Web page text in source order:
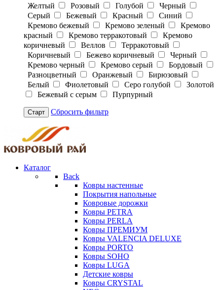
Желтый
Розовый Голубой
Черный
Серый
Бежевый Красный
Синий
Кремово бежевый
Кремово зеленый
Кремово
красный
Кремово терракотовый
Кремово
коричневый
Веллов
Терракотовый
Коричневый
Бежево коричневый
Черный
Кремово черный
Кремово серый
Бордовый
Разноцветный
Оранжевый
Бирюзовый
Белый
Фиолетовый Серо голубой
Золотой
Бежевый с серым
Пурпурный
Старт Сбросить фильтр
Каталог
Back
Ковры настенные
Покрытия напольные
Ковровые дорожки
Ковры PETRA
Ковры PERLA
Ковры ПРЕМИУМ
Ковры VALENCIA DELUXE
Ковры PORTO
Ковры SOHO
Ковры LUGA
Детские ковры
Ковры CRYSTAL